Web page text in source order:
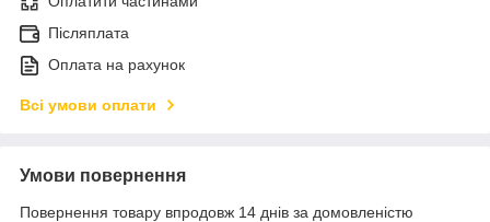
Післяплата
Оплата на рахунок
Всі умови оплати
Умови повернення
Повернення товару впродовж 14 днів за домовленістю